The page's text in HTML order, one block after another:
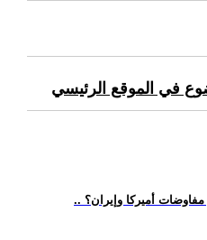
في الموقع الرئيسي
أميركا وإيران؟